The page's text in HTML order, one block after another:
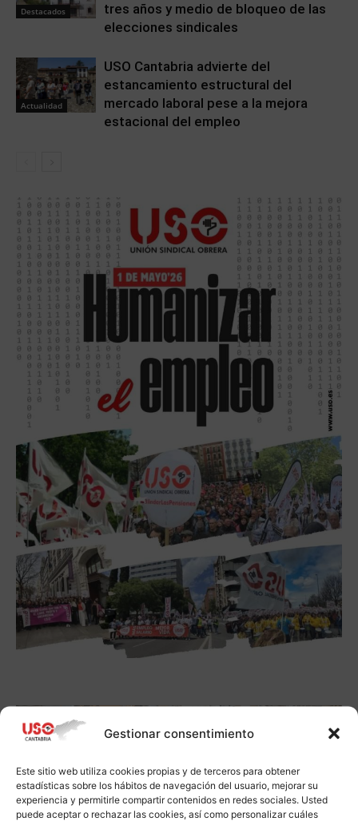
Gestionar consentimiento
Este sitio web utiliza cookies propias y de terceros para obtener
estadísticas sobre los hábitos de navegación del usuario, mejorar su
experiencia y permitirle compartir contenidos en redes sociales. Usted
puede aceptar o rechazar las cookies, así como personalizar cuáles
Destacados
tres años y medio de bloqueo de las
elecciones sindicales
Actualidad
USO Cantabria advierte del
estancamiento estructural del
mercado laboral pese a la mejora
estacional del empleo